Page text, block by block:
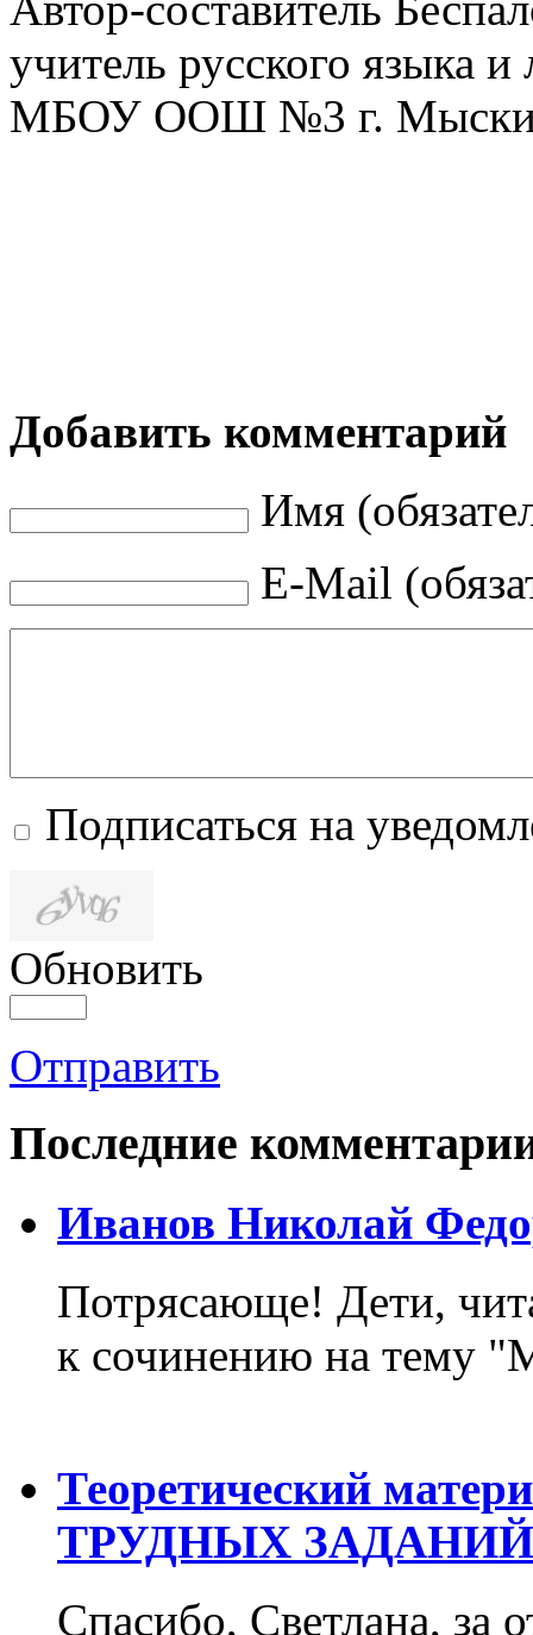
учитель русского языка и
МБОУ ООШ №3 г. Мыски
Добавить комментарий
Имя
E-Mail
Подписаться на
Обновить
Отправить
Последние
Иванов Николай
Потрясающе! Дети,
к сочинению на тему
Теоретический
ТРУДНЫХ
Спасибо, Светлана, за